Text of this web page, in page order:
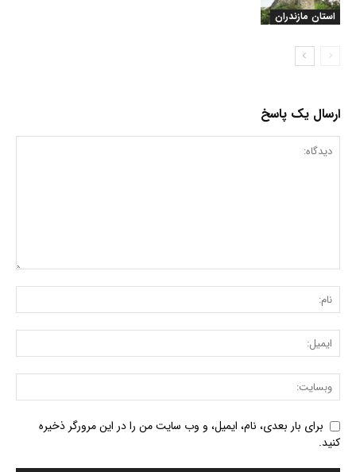
استان مازندران
ارسال یک پاسخ
برای بار بعدی، نام، ایمیل، و وب سایت من را در این مرورگر ذخیره
کنید.